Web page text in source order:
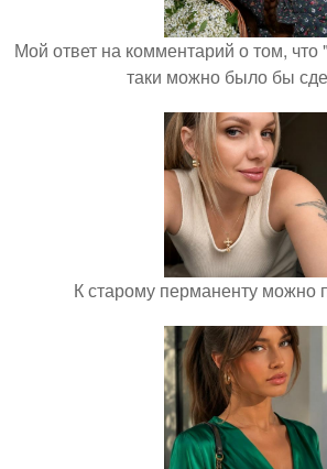
Мой ответ на комментарий о том,
таки можно было бы
К старому перманенту можно